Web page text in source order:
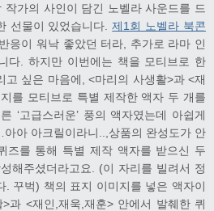
가의 사인이 담긴 노벨라 사운드를 드
선물이 있었습니다.제1회 노벨라 북콘
응이 워낙 좋았던 터라, 추가로 라마 인
다. 하지만 이번에는 책을 모티브로 한
고 싶은 마음에, <마리의 사생활>과 <재
를 모티브로 특별 제작한 액자 두 개를
‘고급스러운’ 풍의 액자였는데 아쉽게
아 아크릴이라니..,상품의 완성도가 안
즈를 통해 특별 제작 액자를 받으신 두
해주셨더라고요. (이 자리를 빌려서 정
. 꾸벅) 책의 표지 이미지를 넣은 액자이
과 <재인,재욱,재훈> 안에서 발췌한 퀴